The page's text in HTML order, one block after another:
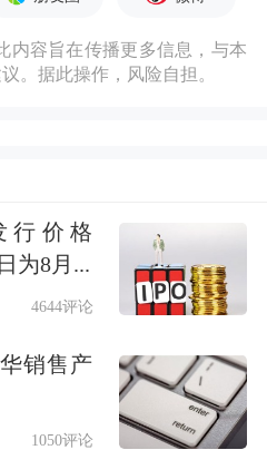
表人 曹今,独立董事
定雄。
? 答:尊敬的投资者
孪生产品及解决方
、感知交互技术、
承载技术、行业AI
内容旨在传播更多信息，与本
。据此操作，风险自担。
行价格
为8月...
4644评论
销售产
1050评论